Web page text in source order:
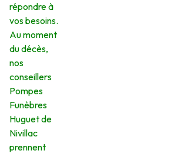
répondre à
vos besoins.
Au moment
du décès,
nos
conseillers
Pompes
Funèbres
Huguet de
Nivillac
prennent